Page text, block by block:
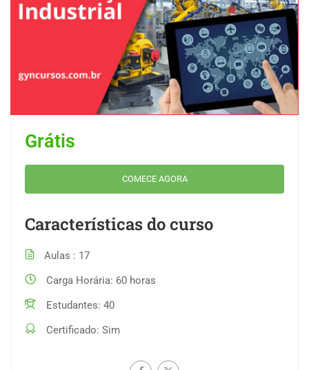
Grátis
COMECE AGORA
Características do curso
Aulas
17
Carga Horária 60 horas
Estudantes 40
Certificado Sim